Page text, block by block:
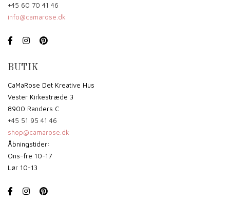
+45 60 70 41 46
info@camarose.dk
BUTIK
CaMaRose Det Kreative Hus
Vester Kirkestræde 3
8900 Randers C
+45 51 95 41 46
shop@camarose.dk
Åbningstider:
Ons-fre 10-17
Lør 10-13